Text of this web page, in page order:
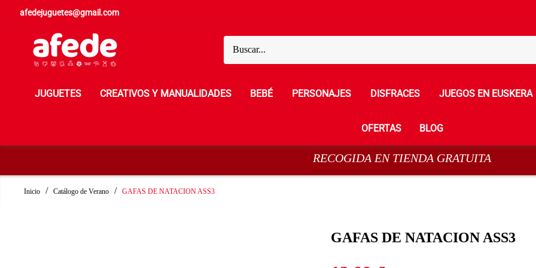
afedejuguetes@gmail.com
JUGUETES CREATIVOS Y MANUALIDADES BEBÉ PERSONAJES DISFRACES JUEGOS EN EUSKERA
OFERTAS BLOG
RECOGIDA EN TIENDA GRATUITA
Inicio Catálogo de Verano GAFAS DE NATACION ASS3
GAFAS DE NATACION ASS3